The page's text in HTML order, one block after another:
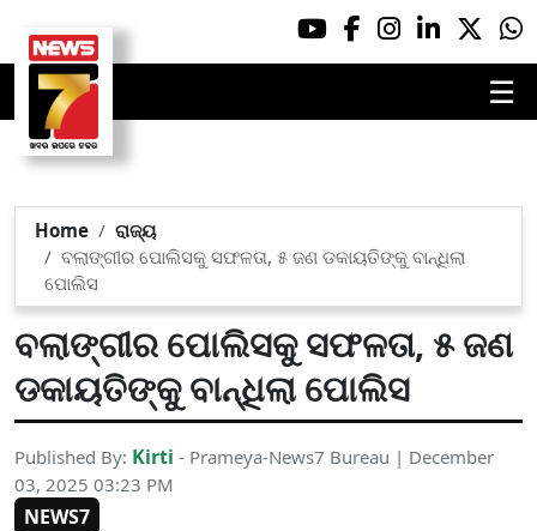
☰
Home
ରାଜ୍ୟ
ବଲାଙ୍ଗୀର ପୋଲିସକୁ ସଫଳତା, ୫ ଜଣ ଡକାୟତିଙ୍କୁ ବାନ୍ଧିଲା
ପୋଲିସ
ବଲାଙ୍ଗୀର ପୋଲିସକୁ ସଫଳତା, ୫ ଜଣ
ଡକାୟତିଙ୍କୁ ବାନ୍ଧିଲା ପୋଲିସ
Published By: Kirti - Prameya-News7 Bureau | December
03, 2025 03:23 PM
NEWS7